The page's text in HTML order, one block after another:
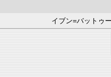
イブン=バットゥ